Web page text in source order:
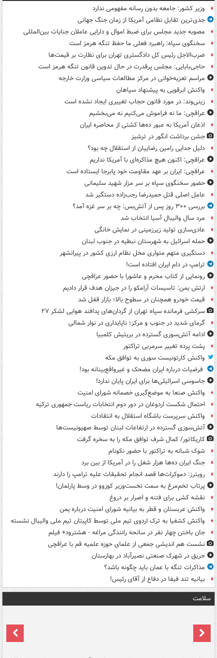
وزیر کشور: جامعه بدون رسانه مفهومی ندارد
جدی‌ترین تقابل نظامی آمریکا از زمان جنگ جهانی
مصوبه جدید مجلس برای ضبط اموال و دارایی عاملان جنایات بین‌المللی
سخنگوی سپاه: راهبرد فعلی ما حفظ تنگه هرمز است
ضرب‌الاجل رئیس کل دادگستری تهران برای نظارت بر قیمت‌ها
حاجی‌بابایی: مجلس پرقدرت در حال تدوین قانون تنگه هرمز است
مراسم تعزیه‌خوانی در مرکز مطالعات سیاسی وزارت خارجه
واکنش ابرقویی به پیشنهاد سپاهان
زینی‌وند: در مورد قانون حجاب تغییری ایجاد نشده است
عراقچی: ما نه فراموش می‌کنیم نه می‌بخشیم
اذعان آمریکا به عبور ده‌ها کشتی از محاصره ایران
جشن برداشت انگور در ترشیز
دلیل جدایی رامین رضاییان از استقلال چه بود؟
عراقچی: اکنون هیچ مذاکره‌ای با آمریکا نداریم
عراقچی: ایران بر عهد مقاومت خود پابرجا ایستاده است
حضور سخنگوی سپاه بر سر مزار شهید سلیمانی
عامل اصلی قتل حمیدرضا رجب‌زاده دستگیر شد
بررسی ۳۰۰ روز پس از آتش‌بس: چه بر سر غزه آمد؟
مرد سال والیبال آسیا انتخاب شد
عادی‌سازی تولید زیرزمینی در نمایش خانگی
حمله اسرائیل به شهرستان نبطیه در جنوب لبنان
دستگیری متهم متواری مخل نظام ارزی کشور در پیرانشهر
ترامپ در دام ایران افتاده است!
رونمایی از کتاب محرم و عاشورا با حضور عراقچی
ارتش یمن: تاسیسات آرامکو را در جیزان هدف قرار دادیم
قیمت خودرو همچنان در سطوح بالا؛ بازار قفل شد
سرکشی فرمانده سپاه تهران از گردان‌های پدافند هوایی لشکر ۲۷
گرمای شدید در جنوب و مرکز؛ ناپایداری در نوار شمالی
ادامه آتش‌سوزی گسترده در بریتیش کلمبیا
پشت پرده تغییر سرمربی تراکتور
واکنش کارتونیست سوری به توافق مکه
فرضیات درباره ایران مضحک و غیرواقع‌بینانه بود!
جاسوسی اسرائیلی‌ها برای ایران پایان ندارد!
واکنش صنعا به موضع‌گیری خصمانه شورای امنیت
احتمال شکست اردوغان در دور دوم انتخابات ریاست جمهوری ترکیه
واکنش سرپرست باشگاه استقلال به انتقادات
آتش‌سوزی گسترده در ارتفاعات لبنان توسط صهیونیست‌ها
کاریکاتور/ کمال شرف توافق مکه را به سخره گرفت
شوک شبانه به تراکتور با حضور نکونام
جنگ ایران ده‌ها هزار شغل را در آمریکا از بین برد
رویترز: دموکرات‌ها قصد انجام تحقیقات علیه ترامپ را دارند
پرتاب تخم‌مرغ به سمت نخست‌وزیر کوزوو در وسط پارلمان!
نقشه کشی برای فتنه و اصرار بر دروغ
واکنش عربستان و قطر به بیانیه شورای امنیت درباره یمن
واکنش کشفیا به ترک اردوی تیم ملی توسط کاپیتان تیم ملی والیبال نشسته
جان باختن چهار نفر در سانحه رانندگی مراغه - هشترود+ فیلم
نشست هم اندیشی جمعی از علمای حوزه علمیه قم با عراقچی
حریق در شهرک صنعتی نصیرآباد در بهارستان
مذاکرات تنگه با عمان باید چگونه باشد؟
بیانیه تند فیفا در دفاع از آقای رئیس!
سلامت